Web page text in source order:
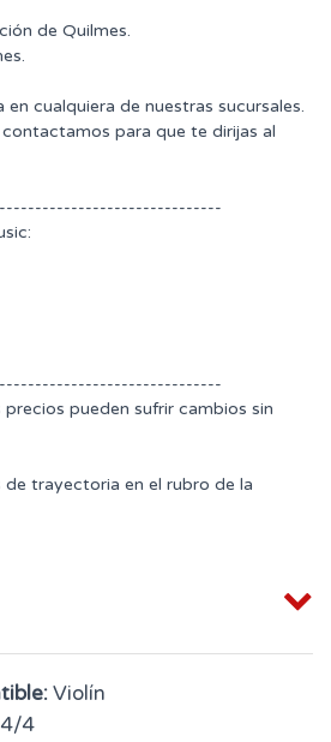
de Quilmes.
cualquiera de nuestras sucursales.
para que te dirijas al
precios pueden sufrir cambios sin
de trayectoria en el rubro de la
Violín
4/4